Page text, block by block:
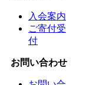
入会案内
ご寄付受
付
お問い合わせ